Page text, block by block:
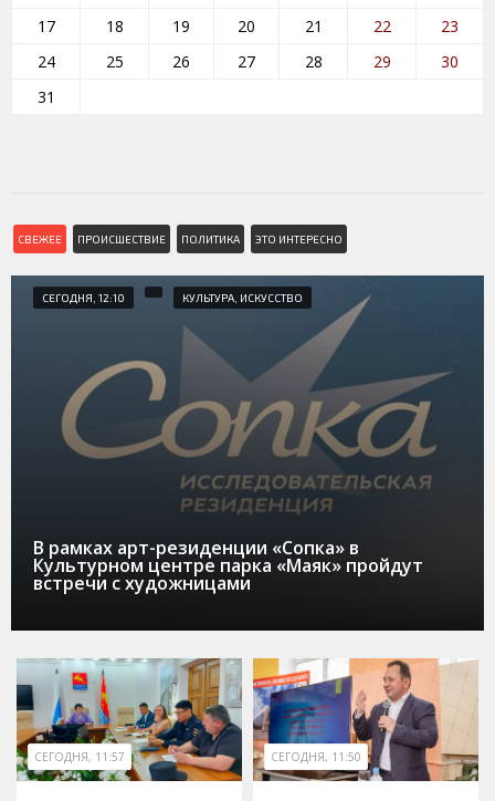
17
18 19 20 21 22
23
24
25 26 27 28 29
30
31
СВЕЖЕЕ ПРОИСШЕСТВИЕ ПОЛИТИКА ЭТО ИНТЕРЕСНО
СЕГОДНЯ, 12:10 КУЛЬТУРА, ИСКУССТВО
В рамках арт-резиденции «Сопка» в
Культурном центре парка «Маяк» пройдут
встречи с художницами
СЕГОДНЯ, 11:57 СЕГОДНЯ, 11:50